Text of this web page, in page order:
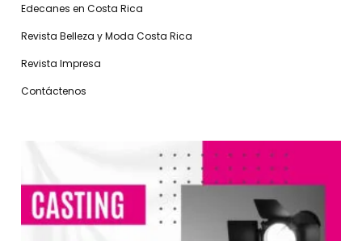
Edecanes en Costa Rica
Revista Belleza y Moda Costa Rica
Revista Impresa
Contáctenos